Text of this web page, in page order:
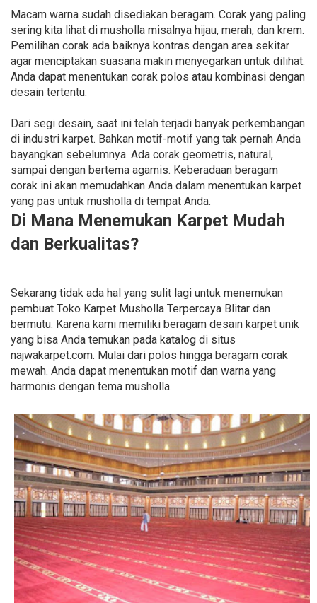
Macam warna sudah disediakan beragam. Corak yang paling
sering kita lihat di musholla misalnya hijau, merah, dan krem.
Pemilihan corak ada baiknya kontras dengan area sekitar
agar menciptakan suasana makin menyegarkan untuk dilihat.
Anda dapat menentukan corak polos atau kombinasi dengan
desain tertentu.
Dari segi desain, saat ini telah terjadi banyak perkembangan
di industri karpet. Bahkan motif-motif yang tak pernah Anda
bayangkan sebelumnya. Ada corak geometris, natural,
sampai dengan bertema agamis. Keberadaan beragam
corak ini akan memudahkan Anda dalam menentukan karpet
yang pas untuk musholla di tempat Anda.
Di Mana Menemukan Karpet Mudah
dan Berkualitas?
Sekarang tidak ada hal yang sulit lagi untuk menemukan
pembuat Toko Karpet Musholla Terpercaya Blitar dan
bermutu. Karena kami memiliki beragam desain karpet unik
yang bisa Anda temukan pada katalog di situs
najwakarpet.com. Mulai dari polos hingga beragam corak
mewah. Anda dapat menentukan motif dan warna yang
harmonis dengan tema musholla.